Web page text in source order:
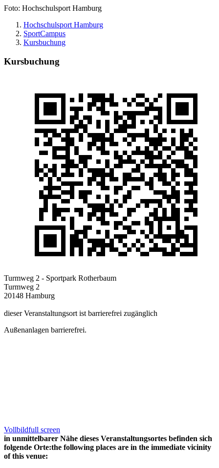
Foto: Hochschulsport Hamburg
Hochschulsport Hamburg
SportCampus
Kursbuchung
Kursbuchung
Turmweg 2 - Sportpark Rotherbaum
Turmweg 2
20148 Hamburg
dieser Veranstaltungsort ist barrierefrei zugänglich
Außenanlagen barrierefrei.
Vollbildfull screen
in unmittelbarer Nähe dieses Veranstaltungsortes befinden sich
folgende Orte:the following places are in the immediate vicinity
of this venue: